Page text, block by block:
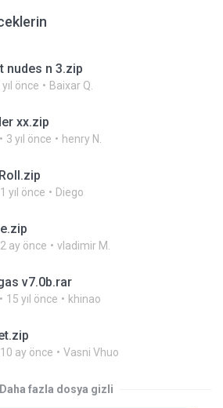
nudes n 3.zip
yıl önce Baixar Q.
xx.zip
3 yıl önce henry N.
1 yıl önce Diego
2 ay önce vladimir M.
v7.0b.rar
15 yıl önce khinao
10 ay önce Vasni Vhuo
Daha fazla dosya gizli